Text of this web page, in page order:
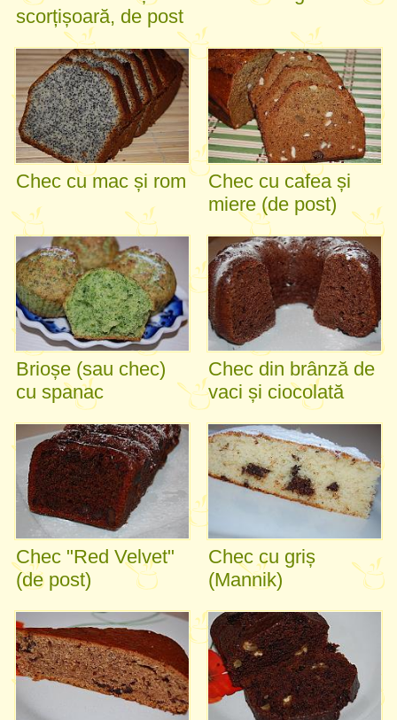
scorțișoară, de post
Chec cu mac și rom
Chec cu cafea și
miere (de post)
Brioșe (sau chec)
cu spanac
Chec din brânză de
vaci și ciocolată
Chec "Red Velvet"
(de post)
Chec cu griș
(Mannik)